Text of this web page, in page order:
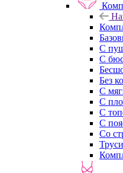
С
С
Без
С
С
С
С
Со